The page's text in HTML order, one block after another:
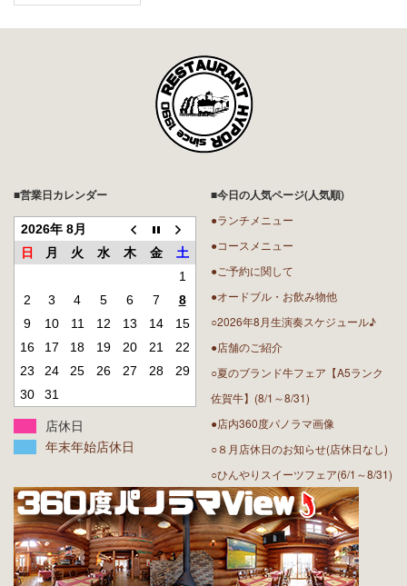
■営業日カレンダー
2026年 8月
日
月 火 水 木 金
土
1
2
3 4 5 6 7
8
9
10 11 12 13 14
15
16
17 18 19 20 21
22
23
24 25 26 27 28
29
30
31
店休日
年末年始店休日
■今日の人気ページ(人気順)
●ランチメニュー
●コースメニュー
●ご予約に関して
●オードブル・お飲み物他
○2026年8月生演奏スケジュール♪
●店舗のご紹介
○夏のブランド牛フェア【A5ランク
佐賀牛】(8/1～8/31)
●店内360度パノラマ画像
○８月店休日のお知らせ(店休日なし)
○ひんやりスイーツフェア(6/1～8/31)